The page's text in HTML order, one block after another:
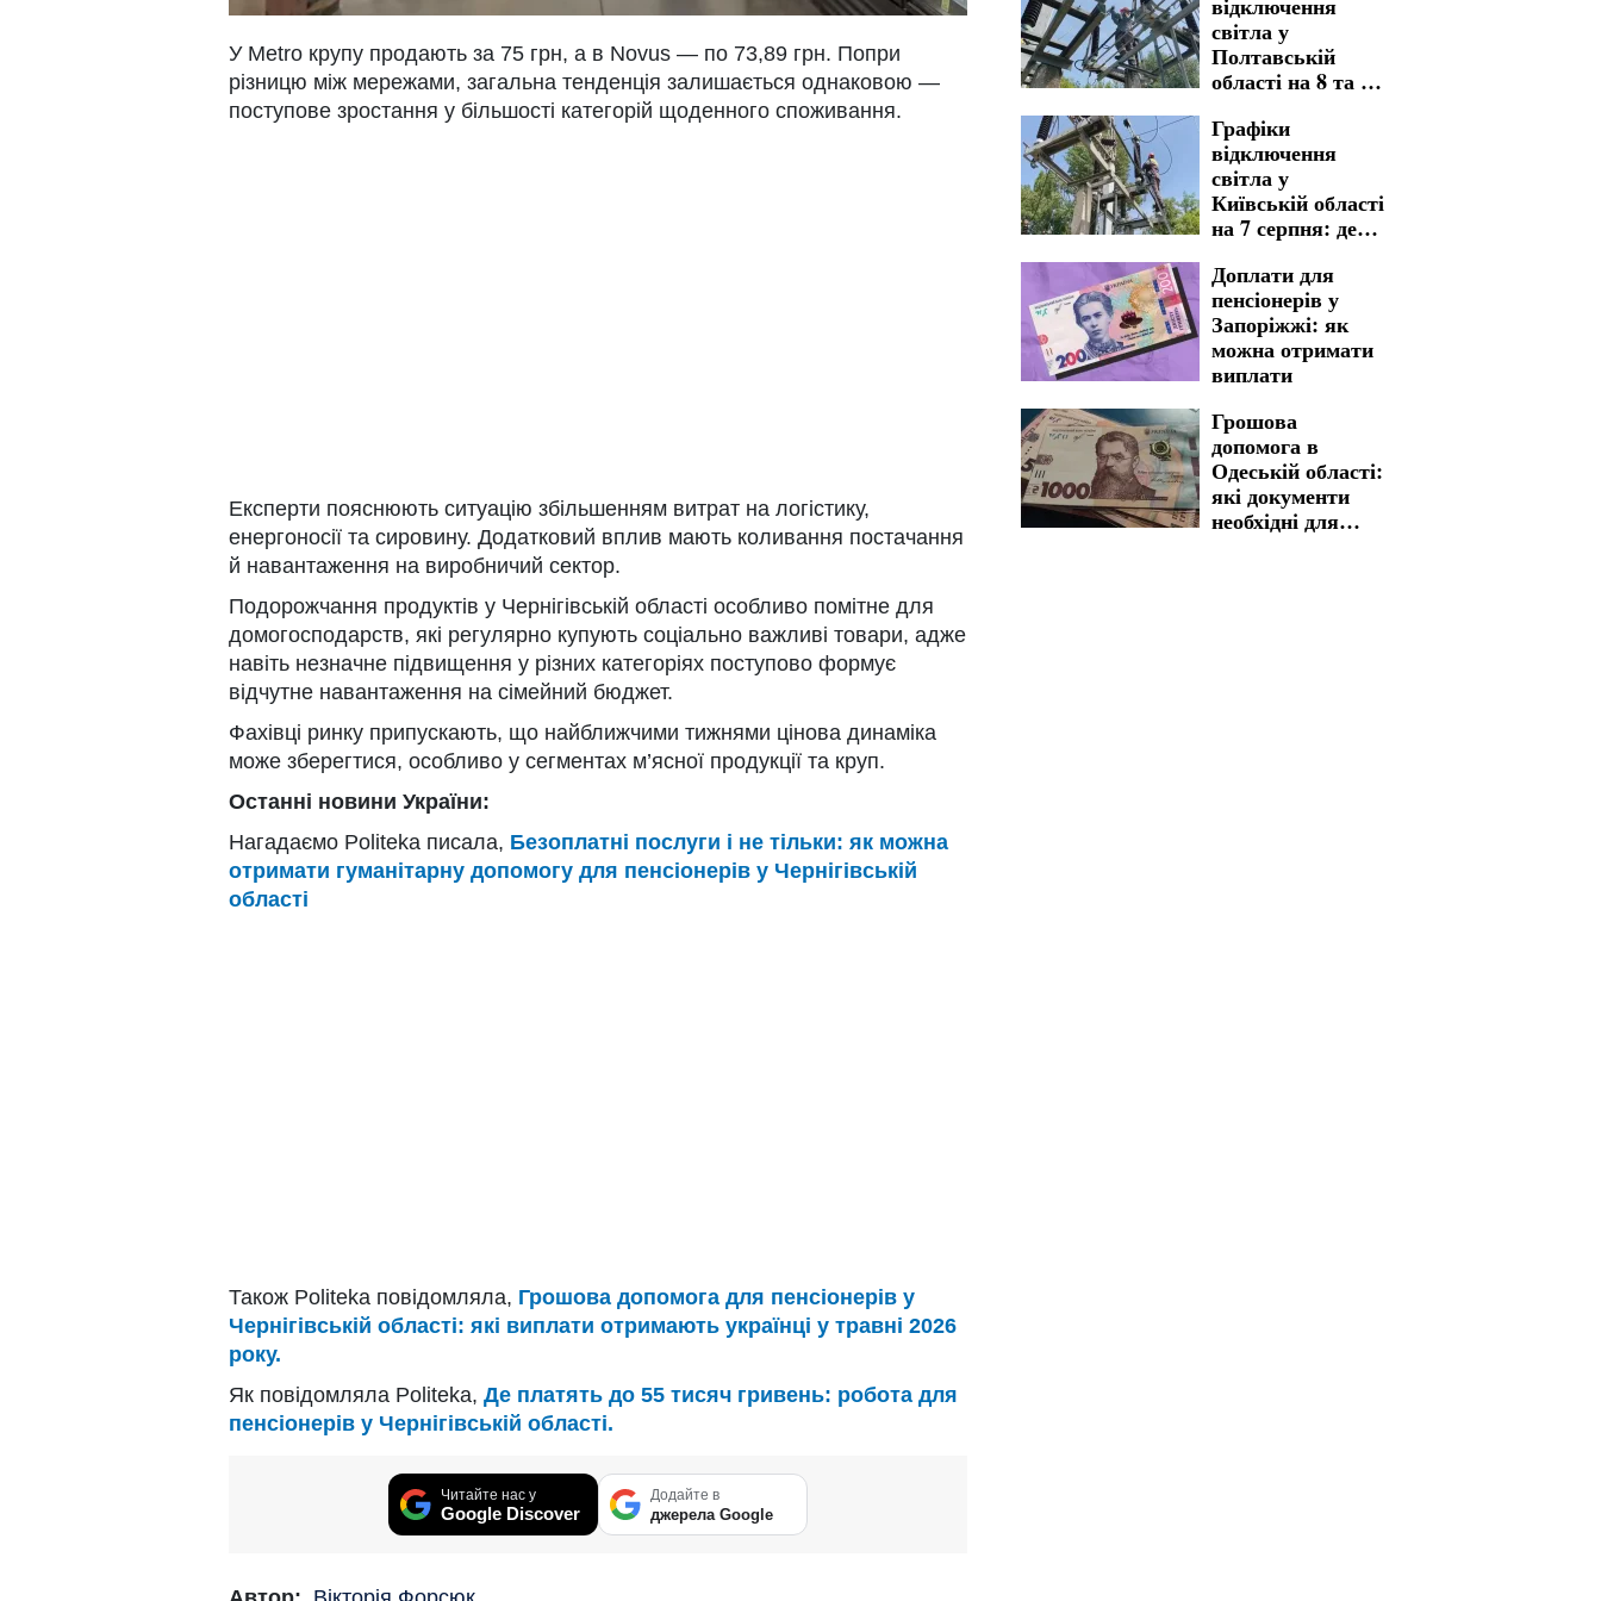
У Metro крупу продають за 75 грн, а в Novus — по 73,89 грн. Попри
різницю між мережами, загальна тенденція залишається однаковою —
поступове зростання у більшості категорій щоденного споживання.
Експерти пояснюють ситуацію збільшенням витрат на логістику,
енергоносії та сировину. Додатковий вплив мають коливання постачання
й навантаження на виробничий сектор.
Подорожчання продуктів у Чернігівській області особливо помітне для
домогосподарств, які регулярно купують соціально важливі товари, адже
навіть незначне підвищення у різних категоріях поступово формує
відчутне навантаження на сімейний бюджет.
Фахівці ринку припускають, що найближчими тижнями цінова динаміка
може зберегтися, особливо у сегментах м’ясної продукції та круп.
Останні новини України:
Нагадаємо Politeka писала, Безоплатні послуги і не тільки: як можна
отримати гуманітарну допомогу для пенсіонерів у Чернігівській
області
Також Politeka повідомляла, Грошова допомога для пенсіонерів у
Чернігівській області: які виплати отримають українці у травні 2026
року.
Як повідомляла Politeka, Де платять до 55 тисяч гривень: робота для
пенсіонерів у Чернігівській області.
Читайте нас у
Google Discover
Додайте в
джерела Google
світла у
Полтавській
області на 8 та 9
адреси тривалих
знеструмлень
Графіки
відключення
світла у
Київській області
на 7 серпня: де
готовими до
тривалих
незручностей
Доплати для
пенсіонерів у
Запоріжжі: як
можна отримати
виплати
Грошова
допомога в
Одеській області:
які документи
необхідні для